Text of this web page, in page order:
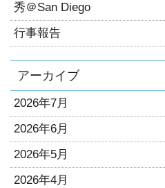
秀＠San Diego
行事報告
アーカイブ
2026年7月
2026年6月
2026年5月
2026年4月